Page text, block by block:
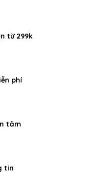
từ 299k
phí
tâm
tin